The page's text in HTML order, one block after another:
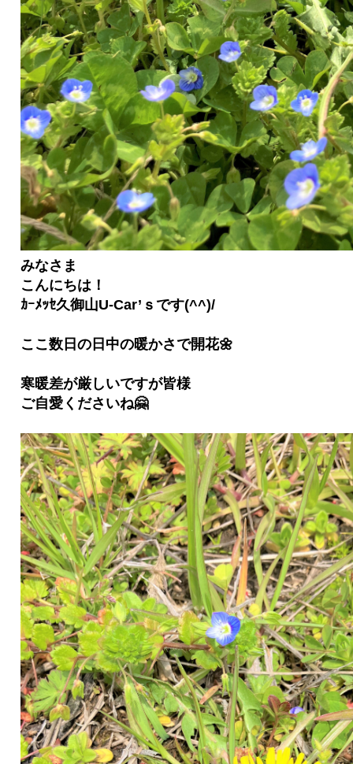
みなさま
こんにちは！
ｶｰﾒｯｾ久御山U-Car’ｓです(^^)/
ここ数日の日中の暖かさで開花🌼
寒暖差が厳しいですが皆様
ご自愛くださいね🤗